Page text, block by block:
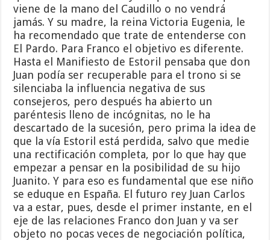
viene de la mano del Caudillo o no vendrá
jamás. Y su madre, la reina Victoria Eugenia, le
ha recomendado que trate de entenderse con
El Pardo. Para Franco el objetivo es diferente.
Hasta el Manifiesto de Estoril pensaba que don
Juan podía ser recuperable para el trono si se
silenciaba la influencia negativa de sus
consejeros, pero después ha abierto un
paréntesis lleno de incógnitas, no le ha
descartado de la sucesión, pero prima la idea de
que la vía Estoril está perdida, salvo que medie
una rectificación completa, por lo que hay que
empezar a pensar en la posibilidad de su hijo
Juanito. Y para eso es fundamental que ese niño
se eduque en España. El futuro rey Juan Carlos
va a estar, pues, desde el primer instante, en el
eje de las relaciones Franco don Juan y va ser
objeto no pocas veces de negociación política,